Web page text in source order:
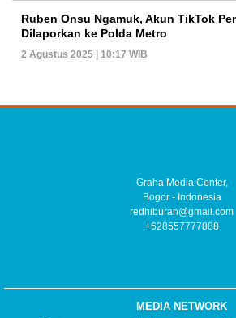
Ruben Onsu Ngamuk, Akun TikTok
Dilaporkan ke Polda Metro
2 Agustus 2025 | 10:17 WIB
Graha Media Center,
Bogor - Indonesia
redhiburan@gmail.com
+628557777888
MEDIA NETWORK